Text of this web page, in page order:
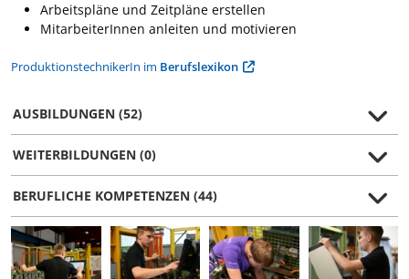
Arbeitspläne und Zeitpläne erstellen
MitarbeiterInnen anleiten und motivieren
ProduktionstechnikerIn im Berufslexikon
AUSBILDUNGEN (52)
WEITERBILDUNGEN (0)
BERUFLICHE KOMPETENZEN (44)